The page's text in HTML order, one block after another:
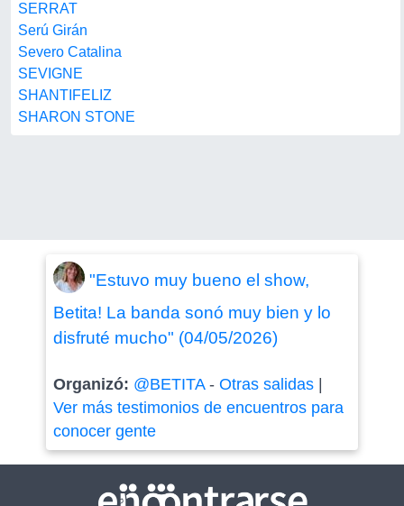
SERRAT
Serú Girán
Severo Catalina
SEVIGNE
SHANTIFELIZ
SHARON STONE
"Estuvo muy bueno el show,
Betita! La banda sonó muy bien y lo
disfruté mucho" (04/05/2026)
Organizó: @BETITA- Otras salidas|
Ver más testimonios de encuentros para
conocer gente